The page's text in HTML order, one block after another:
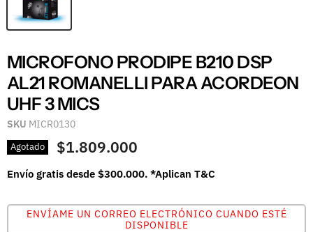
MICROFONO PRODIPE B210 DSP
AL21 ROMANELLI PARA ACORDEON
UHF 3 MICS
SKU MICR0130
Agotado $1.809.000
Envío gratis desde $300.000. *Aplican T&C
ENVÍAME UN CORREO ELECTRÓNICO CUANDO ESTÉ
DISPONIBLE